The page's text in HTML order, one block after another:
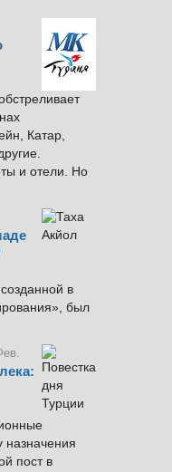
Катар,
и отели. Но
в
был
назначения
пост в